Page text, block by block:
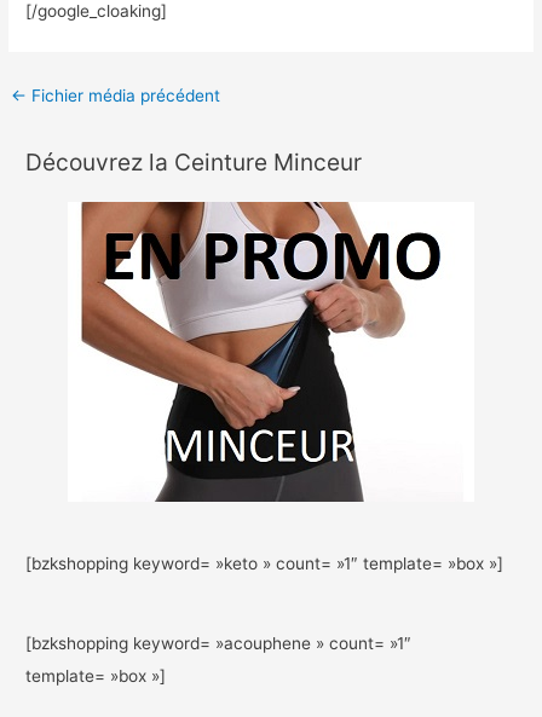
[/google_cloaking]
← Fichier média précédent
Découvrez la Ceinture Minceur
[bzkshopping keyword= »keto » count= »1″ template= »box »]
[bzkshopping keyword= »acouphene » count= »1″
template= »box »]